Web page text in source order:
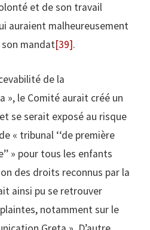
et de son travail
auraient malheureusement
mandat[39].
de la
», le Comité aurait créé un
se serait exposé au risque
« tribunal ‘‘de première
» pour tous les enfants
des droits reconnus par la
ainsi pu se retrouver
notamment sur le